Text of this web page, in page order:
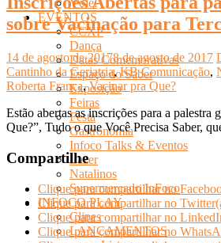
Vôlei
EVENTOS
CCXP
Dança
Datas Comemorativas
Espaço do Saber
Exposição
Feiras
Festa
Gastronomia
Infoco Talks & Eventos
Lazer
Natalinos
Supermercado InFoco
INFOCO PLAY
Clipes
LANÇAMENTOS
sobre Vacinação para
14 de agosto de 20178 de agosto de 2017
Cantinho da Geriatria,KB Comunicação,
Roberta França,Vacinar pra Que?
Estão abertas as inscrições para a palestra
Que?”, Tudo o que Você Precisa Saber,
Compartilhe
Clique para compartilhar no
Clique para compartilhar no
Clique para compartilhar no
Clique para compartilhar no